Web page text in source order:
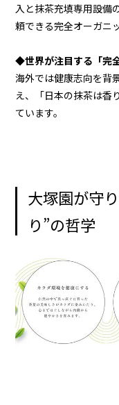
入と抹茶充填専用設備
頼できる完全オーガニ
◆世界が注目する「完
海外では健康志向を背
え、「日本の抹茶は香
ています。
大塚園が守
り”の哲学